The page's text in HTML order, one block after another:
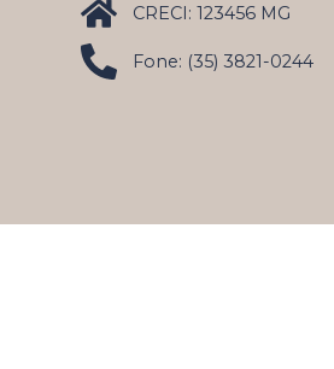
CRECI: 123456 MG
Fone: (35) 3821-0244